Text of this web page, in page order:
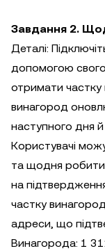
Завдання 2.
Деталі:
допомогою
отримати
винагород
наступного дня
Користувачі
та щодня робити
на
частку
адреси, що
Винагорода: 1